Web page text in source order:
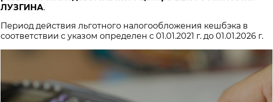
ЛУЗГИНА.
Период действия льготного налогообложения кешбэка в
соответствии с указом определен с 01.01.2021 г. до 01.01.2026 г.